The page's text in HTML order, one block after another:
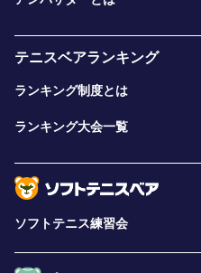
テニスベアランキング
ランキング制度とは
ランキング大会一覧
ソフトテニス練習会